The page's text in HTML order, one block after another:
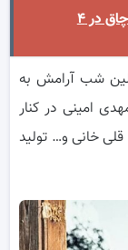
جاسازی ۱۰۰ میلیون کالای قاچاق در ۴
شب آرامش به
امینی در کنار
قلی خانی و… تولید